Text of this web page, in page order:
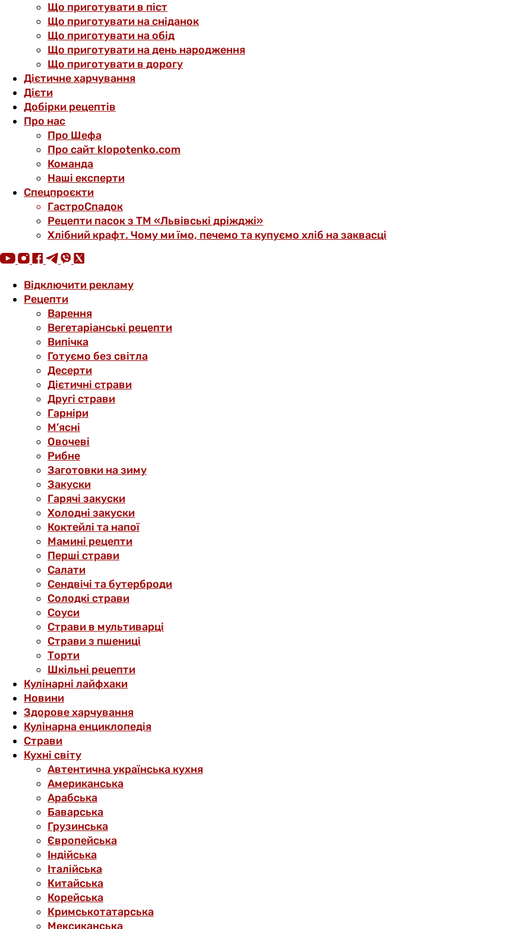
Що приготувати в піст
Що приготувати на сніданок
Що приготувати на обід
Що приготувати на день народження
Що приготувати в дорогу
Дієтичне харчування
Дієти
Добірки рецептів
Про нас
Про Шефа
Про сайт klopotenko.com
Команда
Наші експерти
Спецпроєкти
ГастроСпадок
Рецепти пасок з ТМ «Львівські дріжджі»
Хлібний крафт. Чому ми їмо, печемо та купуємо хліб на заквасці
Відключити рекламу
Рецепти
Варення
Вегетаріанські рецепти
Випічка
Готуємо без світла
Десерти
Дієтичні страви
Другі страви
Гарніри
М’ясні
Овочеві
Рибне
Заготовки на зиму
Закуски
Гарячі закуски
Холодні закуски
Коктейлі та напої
Мамині рецепти
Перші страви
Салати
Сендвічі та бутерброди
Солодкі страви
Соуси
Страви в мультиварці
Страви з пшениці
Торти
Шкільні рецепти
Кулінарні лайфхаки
Новини
Здорове харчування
Кулінарна енциклопедія
Страви
Кухні світу
Автентична українська кухня
Американська
Арабська
Баварська
Грузинська
Європейська
Індійська
Італійська
Китайська
Корейська
Кримськотатарська
Мексиканська